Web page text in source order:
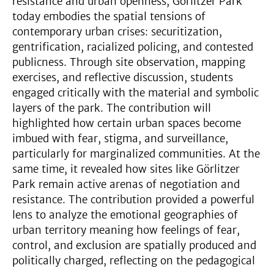
today embodies the spatial tensions of
contemporary urban crises: securitization,
gentrification, racialized policing, and contested
publicness. Through site observation, mapping
exercises, and reflective discussion, students
engaged critically with the material and symbolic
layers of the park. The contribution will
highlighted how certain urban spaces become
imbued with fear, stigma, and surveillance,
particularly for marginalized communities. At the
same time, it revealed how sites like Görlitzer
Park remain active arenas of negotiation and
resistance. The contribution provided a powerful
lens to analyze the emotional geographies of
urban territory meaning how feelings of fear,
control, and exclusion are spatially produced and
politically charged, reflecting on the pedagogical